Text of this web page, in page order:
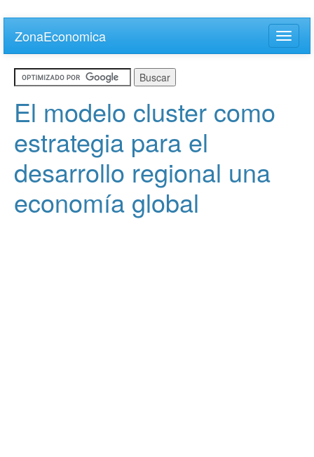
main
content
ZonaEconomica
Toggle
El modelo cluster como
estrategia para el
desarrollo regional una
economía global